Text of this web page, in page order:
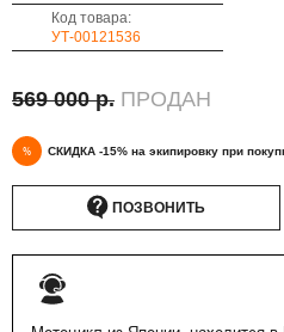
Код товара:
УТ-00121536
569 000 р. ПРОДАН
% СКИДКА -15% на экипировку при
ПОЗВОНИТЬ